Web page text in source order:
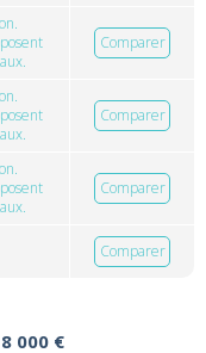
Comparer
Comparer
Comparer
Comparer
000 €